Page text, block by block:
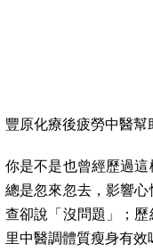
豐原化療後疲勞中醫幫
你是不是也曾經歷過
總是忽來忽去，影響
查卻說「沒問題」；
里中醫調體質瘦身有效